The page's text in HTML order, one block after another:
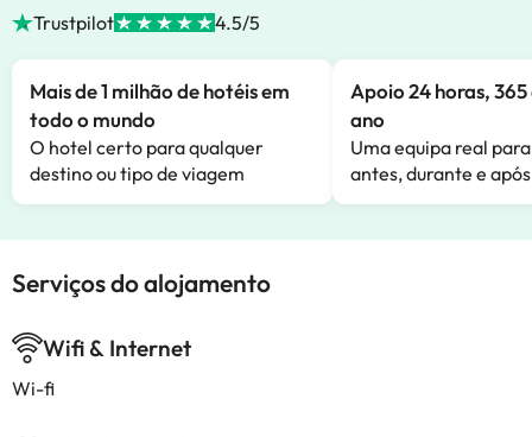
Trustpilot 4.5/5
Mais de 1 milhão de hotéis em
todo o mundo
O hotel certo para qualquer
destino ou tipo de viagem
Apoio 24 horas,
ano
Uma equipa real
antes, durante e
Serviços do alojamento
Wifi & Internet
Wi-fi